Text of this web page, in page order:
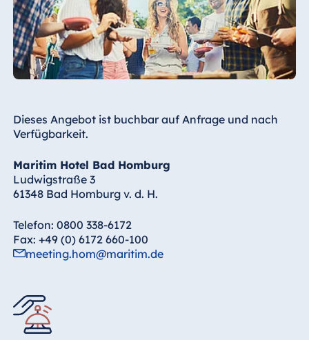
Dieses Angebot ist buchbar auf Anfrage und nach
Verfügbarkeit.
Maritim Hotel Bad Homburg
Ludwigstraße 3
61348 Bad Homburg v. d. H.
Telefon: 0800 338-6172
Fax: +49 (0) 6172 660-100
meeting.hom@maritim.de